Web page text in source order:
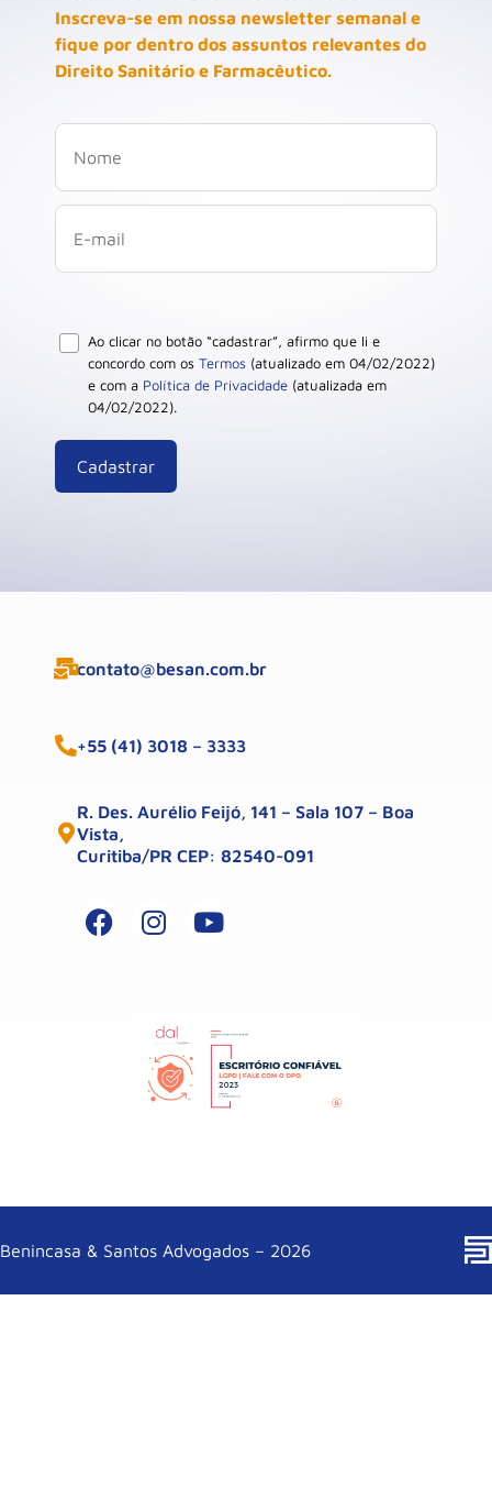
Inscreva-se em nossa newsletter semanal e
fique por dentro dos assuntos relevantes do
Direito Sanitário e Farmacêutico.
Ao clicar no botão “cadastrar”, afirmo que li e
concordo com os Termos (atualizado em 04/02/2022)
e com a Política de Privacidade (atualizada em
04/02/2022).
contato@besan.com.br
+55 (41) 3018 – 3333
R. Des. Aurélio Feijó, 141 – Sala 107 – Boa
Vista,
Curitiba/PR CEP: 82540-091
Benincasa & Santos Advogados – 2026